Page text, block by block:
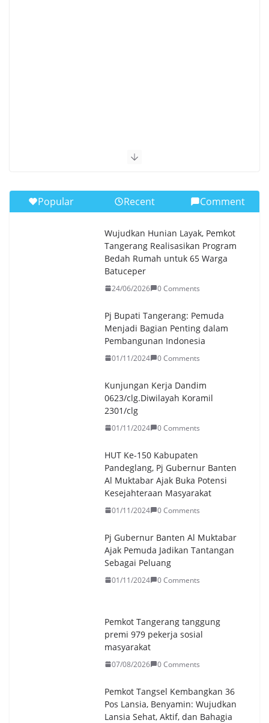
Popular Recent Comment
Wujudkan Hunian Layak, Pemkot
Tangerang Realisasikan Program
Bedah Rumah untuk 65 Warga
Batuceper
24/06/2026 0 Comments
Pj Bupati Tangerang: Pemuda
Menjadi Bagian Penting dalam
Pembangunan Indonesia
01/11/2024 0 Comments
Kunjungan Kerja Dandim
0623/clg.Diwilayah Koramil
2301/clg
01/11/2024 0 Comments
HUT Ke-150 Kabupaten
Pandeglang, Pj Gubernur Banten
Al Muktabar Ajak Buka Potensi
Kesejahteraan Masyarakat
01/11/2024 0 Comments
Pj Gubernur Banten Al Muktabar
Ajak Pemuda Jadikan Tantangan
Sebagai Peluang
01/11/2024 0 Comments
Pemkot Tangerang tanggung
premi 979 pekerja sosial
masyarakat
07/08/2026 0 Comments
Pemkot Tangsel Kembangkan 36
Pos Lansia, Benyamin: Wujudkan
Lansia Sehat, Aktif, dan Bahagia